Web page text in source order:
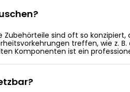
Zubehörteile sind oft so
treffen, wie z.
Komponenten ist ein